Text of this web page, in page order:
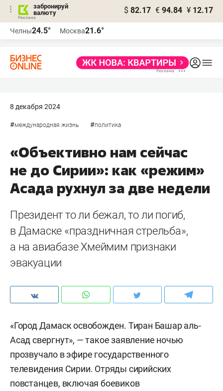
забронируй
валюту
$ 82.17 € 94.84 ¥ 12.17
Челны24.5° Москва21.6°
8 декабря 2024
#международная жизнь #политика
«Объективно нам сейчас
не до Сирии»: как «режим»
Асада рухнул за две недели
Президент то ли бежал, то ли погиб,
в Дамаске «праздничная стрельба»,
а на авиабазе Хмеймим признаки
эвакуации
«Город Дамаск освобожден. Тиран Башар аль-
Асад свергнут», — такое заявление ночью
прозвучало в эфире государственного
телевидения Сирии. Отряды сирийских
повстанцев, включая боевиков